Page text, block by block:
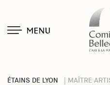
MENU
ÉTAINS DE LYON
| MAÎTRE